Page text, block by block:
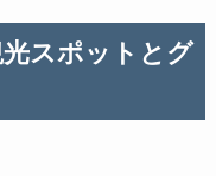
スポットとグ